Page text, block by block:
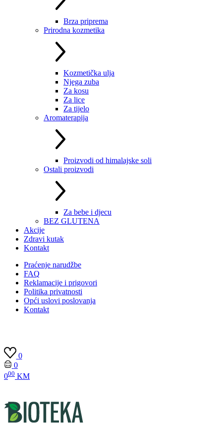
Brza priprema
Prirodna kozmetika
Kozmetička ulja
Njega zuba
Za kosu
Za lice
Za tijelo
Aromaterapija
Proizvodi od himalajske soli
Ostali proizvodi
Za bebe i djecu
BEZ GLUTENA
Akcije
Zdravi kutak
Kontakt
Praćenje narudžbe
FAQ
Reklamacije i prigovori
Politika privatnosti
Opći uslovi poslovanja
Kontakt
0
0
000 KM